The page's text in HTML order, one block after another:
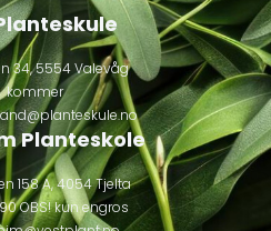
34, 5554 Valevåg
kommer
Planteskole
158 A, 4054 Tjelta
OBS! kun engros